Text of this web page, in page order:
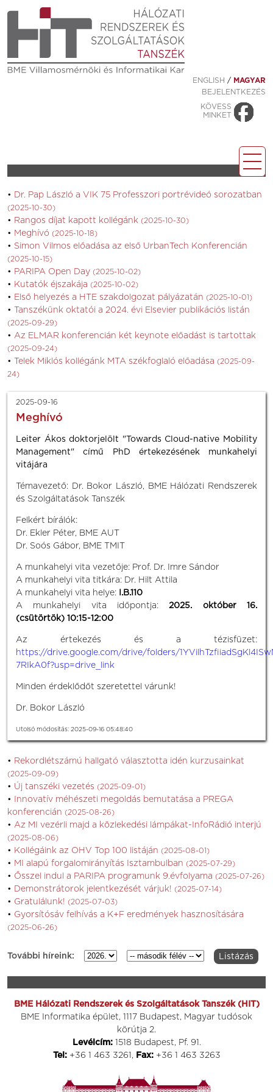
ENGLISH / MAGYAR
BEJELENTKEZÉS
KÖVESS
MINKET
Dr. Pap László a VIK 75 Professzori portrévideó sorozatban
(2025-10-30)
Rangos díjat kapott kollégánk (2025-10-30)
Meghívó (2025-10-18)
Simon Vilmos előadása az első UrbanTech Konferencián
(2025-10-15)
PARIPA Open Day (2025-10-02)
Kutatók éjszakája (2025-10-02)
Első helyezés a HTE szakdolgozat pályázatán (2025-10-01)
Tanszékünk oktatói a 2024. évi Elsevier publikációs listán
(2025-09-29)
Az ELMAR konferencián két keynote előadást is tartottak
(2025-09-24)
Telek Miklós kollégánk MTA székfoglaló előadása (2025-09-
24)
2025-09-16
Meghívó
Leiter Ákos doktorjelölt "Towards Cloud-native Mobility
Management" című PhD értekezésének munkahelyi
vitájára
Témavezető: Dr. Bokor László, BME Hálózati Rendszerek
és Szolgáltatások Tanszék
Felkért bírálók:
Dr. Ekler Péter, BME AUT
Dr. Soós Gábor, BME TMIT
A munkahelyi vita vezetője: Prof. Dr. Imre Sándor
A munkahelyi vita titkára: Dr. Hilt Attila
A munkahelyi vita helye:
I.B.110
A munkahelyi vita időpontja:2025. október 16.
(csütörtök) 10:15-12:00
Az értekezés és a tézisfüzet:
https://drive.google.com/drive/folders/
7RIkA0f?usp=drive_link
Minden érdeklődőt szeretettel várunk!
Dr. Bokor László
Utolsó módosítás: 2025-09-16 05:48:40
Rekordlétszámú hallgató választotta idén kurzusainkat
(2025-09-09)
Új tanszéki vezetés (2025-09-01)
Innovatív méhészeti megoldás bemutatása a PREGA
konferencián (2025-08-26)
Az MI vezérli majd a közlekedési lámpákat-InfoRádió interjú
(2025-08-06)
Kollégáink az OHV Top 100 listáján (2025-08-01)
MI alapú forgalomirányítás Isztambulban (2025-07-29)
Ősszel indul a PARIPA programunk 9.évfolyama (2025-07-26)
Demonstrátorok jelentkezését várjuk! (2025-07-14)
Gratulálunk! (2025-07-03)
Gyorsítósáv felhívás a K+F eredmények hasznosítására
(2025-06-26)
További híreink:
BME Hálózati Rendszerek és Szolgáltatások Tanszék (HIT)
BME Informatika épület, 1117 Budapest, Magyar tudósok
körútja 2.
Levélcím:1518 Budapest, Pf. 91.
Tel:+36 1 463 3261, Fax:+36 1 463 3263